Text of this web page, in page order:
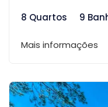
8 Quartos
9
Mais informações